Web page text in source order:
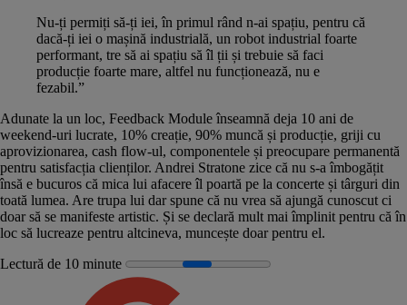
Nu-ți permiți să-ți iei, în primul rând n-ai spațiu, pentru că
dacă-ți iei o mașină industrială, un robot industrial foarte
performant, tre să ai spațiu să îl ții și trebuie să faci
producție foarte mare, altfel nu funcționează, nu e
fezabil.”
Adunate la un loc, Feedback Module înseamnă deja 10 ani de
weekend-uri lucrate, 10% creație, 90% muncă și producție, griji cu
aprovizionarea, cash flow-ul, componentele și preocupare permanentă
pentru satisfacția clienților. Andrei Stratone zice că nu s-a îmbogățit
însă e bucuros că mica lui afacere îl poartă pe la concerte și târguri din
toată lumea. Are trupa lui dar spune că nu vrea să ajungă cunoscut ci
doar să se manifeste artistic. Și se declară mult mai împlinit pentru că în
loc să lucreaze pentru altcineva, muncește doar pentru el.
Lectură de 10 minute